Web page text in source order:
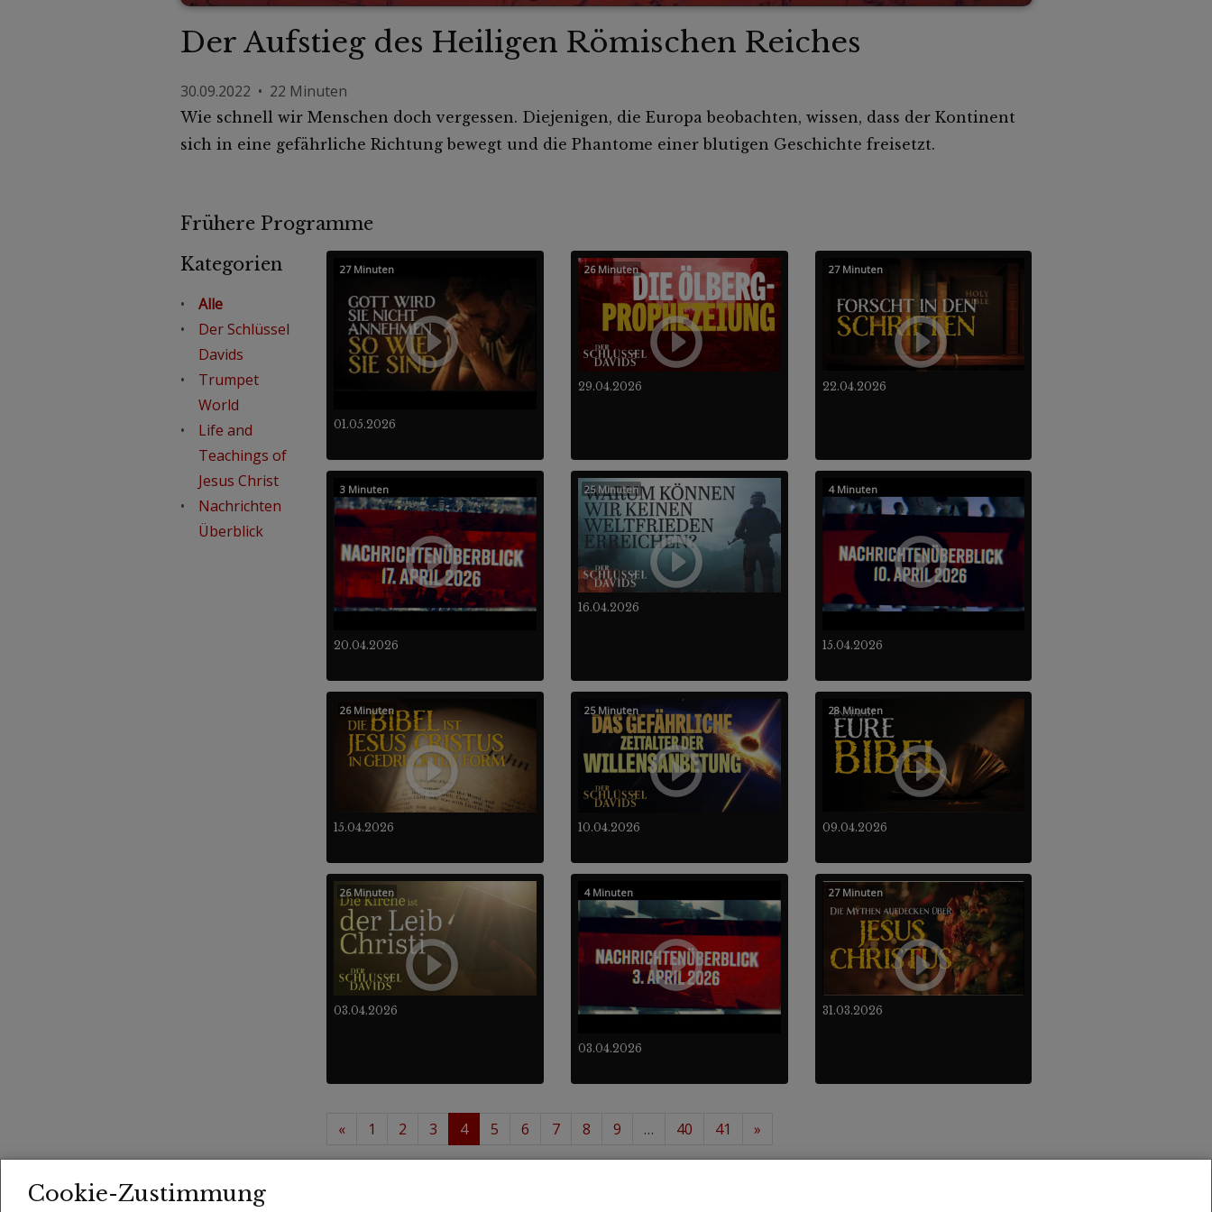
Der Aufstieg des Heiligen Römischen Reiches
30.09.2022 • 22 Minuten
Wie schnell wir Menschen doch vergessen. Diejenigen, die Europa beobachten, wissen, dass der Kontinent
sich in eine gefährliche Richtung bewegt und die Phantome einer blutigen Geschichte freisetzt.
Frühere Programme
Kategorien
Alle
Der Schlüssel
Davids
Trumpet
World
Life and
Teachings of
Jesus Christ
Nachrichten
Überblick
01.05.2026
27 Minuten
29.04.2026
26 Minuten
22.04.2026
27 Minuten
20.04.2026
3 Minuten
16.04.2026
25 Minuten
15.04.2026
4 Minuten
15.04.2026
26 Minuten
10.04.2026
25 Minuten
09.04.2026
28 Minuten
03.04.2026
26 Minuten
03.04.2026
4 Minuten
31.03.2026
27 Minuten
« 1 2 3 4 5 6 7 8 9 … 40 41
»
Cookie-Zustimmung